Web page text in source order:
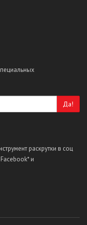
Да!
раскрутки в соц
и